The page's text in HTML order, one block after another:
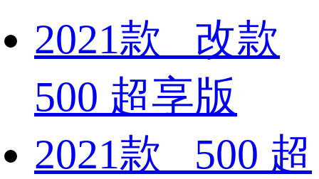
2021款 改款
500 超享版
2021款 500 超